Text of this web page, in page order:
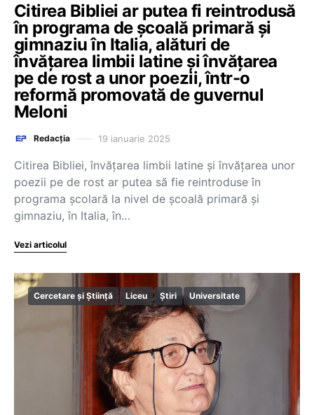
Citirea Bibliei ar putea fi reintrodusă
în programa de școală primară și
gimnaziu în Italia, alături de
învățarea limbii latine și învățarea
pe de rost a unor poezii, într-o
reformă promovată de guvernul
Meloni
Redacția 19 ianuarie 2025
Citirea Bibliei, învățarea limbii latine și învățarea unor
poezii pe de rost ar putea să fie reintroduse în
programa școlară la nivel de școală primară și
gimnaziu, în Italia, în…
Vezi articolul
Cercetare și Știință Liceu Știri Universitate